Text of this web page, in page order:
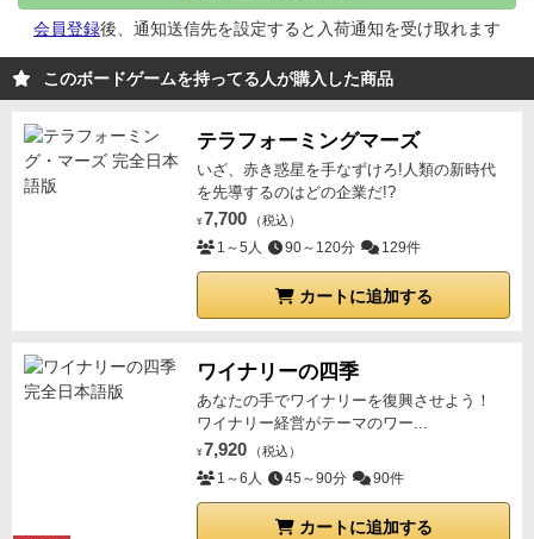
会員登録後、通知送信先を設定すると入荷通知を受け取れます
このボードゲームを持ってる人が購入した商品
テラフォーミングマーズ
いざ、赤き惑星を手なずけろ!人類の新時代
を先導するのはどの企業だ!?
¥ 7,700 （税込）
1～5人 90～120分 129件
カートに追加する
ワイナリーの四季
あなたの手でワイナリーを復興させよう！
ワイナリー経営がテーマのワー...
¥ 7,920 （税込）
1～6人 45～90分 90件
カートに追加する